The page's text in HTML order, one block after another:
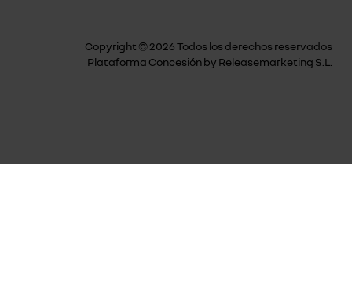
Copyright © 2026 Todos los derechos reservados
Plataforma Concesión by Releasemarketing S.L.